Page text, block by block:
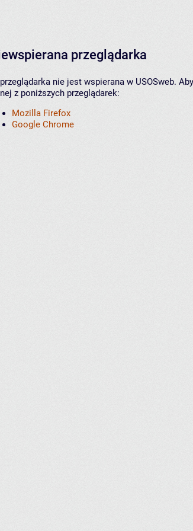
przeglądarka
nie jest wspierana w USOSweb.
z poniższych przeglądarek:
Mozilla Firefox
Google Chrome